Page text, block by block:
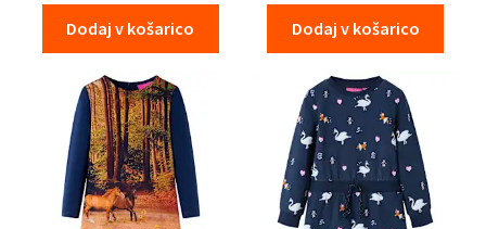
Dodaj v košarico Dodaj v košarico